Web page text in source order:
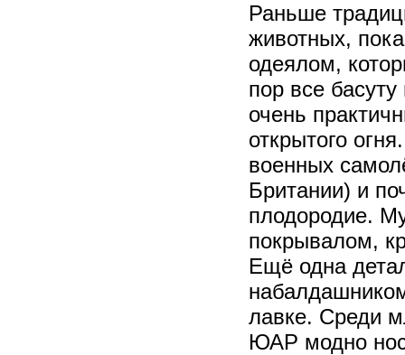
Раньше
животных,
одеялом,
пор все
очень
открытого
военных
Британии) и
плодородие.
покрывалом,
Ещё одна
лавке. Среди
ЮАР модно